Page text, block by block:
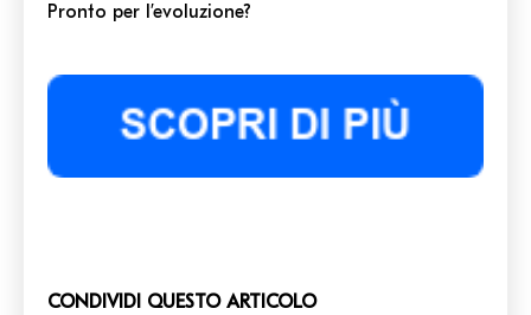
Pronto per l’evoluzione?
CONDIVIDI QUESTO ARTICOLO